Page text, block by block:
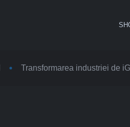
Transformarea industriei de